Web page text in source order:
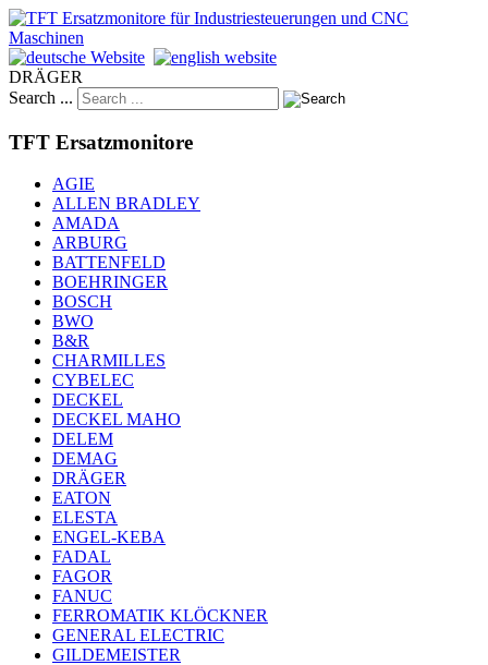
DRÄGER
Search ...
TFT Ersatzmonitore
AGIE
ALLEN BRADLEY
AMADA
ARBURG
BATTENFELD
BOEHRINGER
BOSCH
BWO
B&R
CHARMILLES
CYBELEC
DECKEL
DECKEL MAHO
DELEM
DEMAG
DRÄGER
EATON
ELESTA
ENGEL-KEBA
FADAL
FAGOR
FANUC
FERROMATIK KLÖCKNER
GENERAL ELECTRIC
GILDEMEISTER